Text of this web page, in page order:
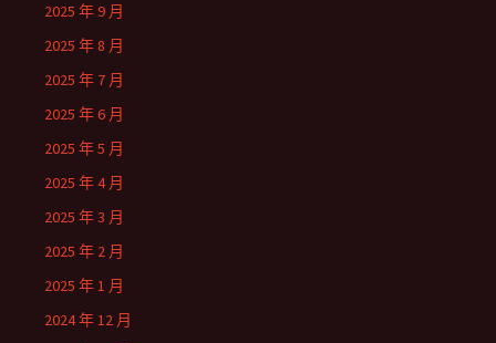
2025 年 9 月
2025 年 8 月
2025 年 7 月
2025 年 6 月
2025 年 5 月
2025 年 4 月
2025 年 3 月
2025 年 2 月
2025 年 1 月
2024 年 12 月